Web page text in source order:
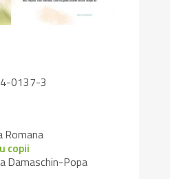
0137-3
Romana
copii
Damaschin-Popa